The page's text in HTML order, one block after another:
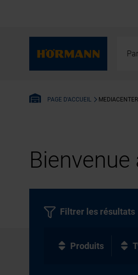
PAGE D'ACCUEIL MEDIACENTER
Filtrer les résultats
Produits